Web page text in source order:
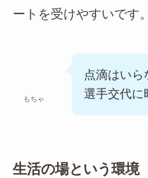
ートを受けやすいです。
もちゃ
点滴はいら
選手交代に
生活の場という環境